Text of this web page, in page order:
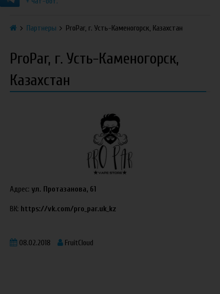
Партнеры ProPаr, г. Усть-Каменогорск, Казахстан
ProPаr, г. Усть-Каменогорск,
Казахстан
Адрес: ул. Протазанова, 61
ВК: https://vk.com/pro_par.uk_kz
08.02.2018 FruitCloud